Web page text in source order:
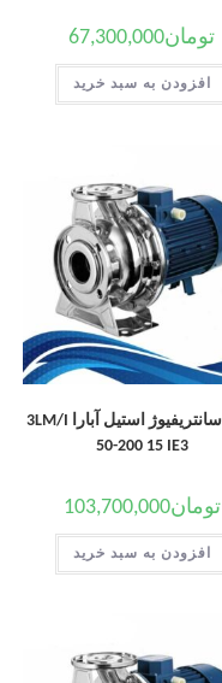
تومان67,300,000
افزودن به سبد خرید
پمپ سانتریفیوژ استیل آبارا 3LM/I
50-200 15 IE3
تومان103,700,000
افزودن به سبد خرید